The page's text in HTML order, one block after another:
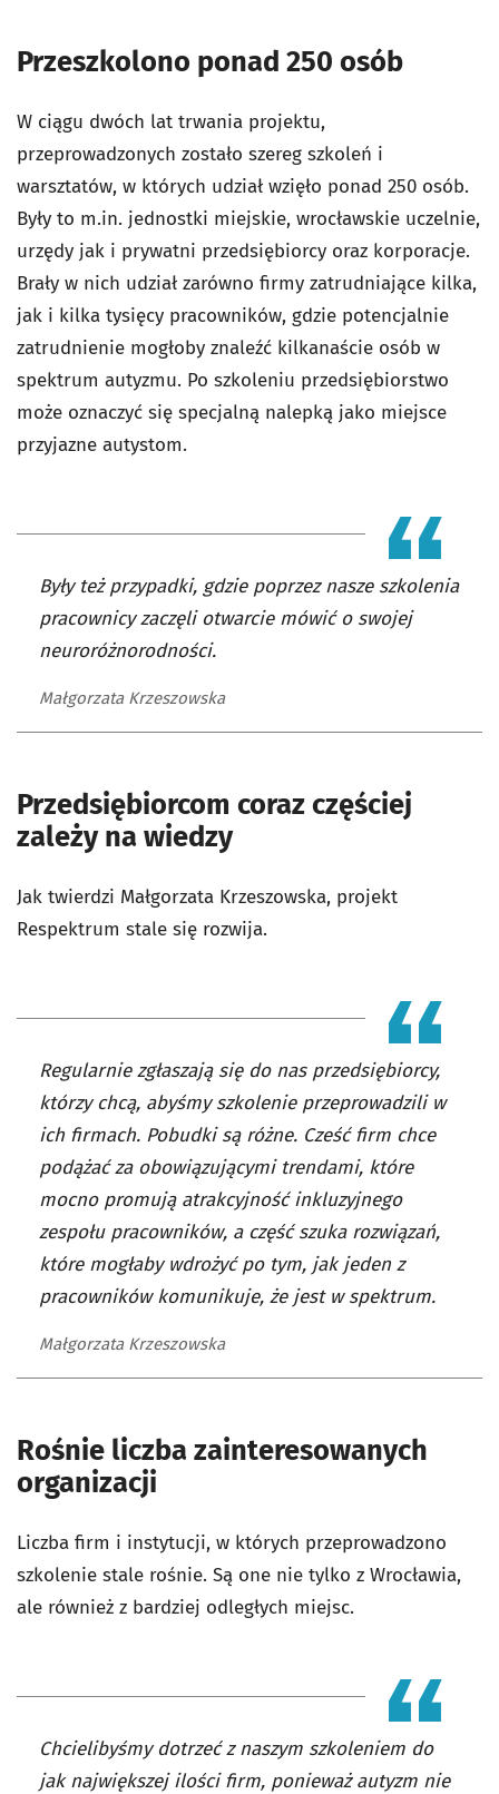
Przeszkolono ponad 250 osób
W ciągu dwóch lat trwania projektu,
przeprowadzonych zostało szereg szkoleń i
warsztatów, w których udział wzięło ponad 250 osób.
Były to m.in. jednostki miejskie, wrocławskie uczelnie,
urzędy jak i prywatni przedsiębiorcy oraz korporacje.
Brały w nich udział zarówno firmy zatrudniające kilka,
jak i kilka tysięcy pracowników, gdzie potencjalnie
zatrudnienie mogłoby znaleźć kilkanaście osób w
spektrum autyzmu. Po szkoleniu przedsiębiorstwo
może oznaczyć się specjalną nalepką jako miejsce
przyjazne autystom.
Były też przypadki, gdzie poprzez nasze szkolenia
pracownicy zaczęli otwarcie mówić o swojej
neuroróżnorodności.
Małgorzata Krzeszowska
Przedsiębiorcom coraz częściej
zależy na wiedzy
Jak twierdzi Małgorzata Krzeszowska, projekt
Respektrum stale się rozwija.
Regularnie zgłaszają się do nas przedsiębiorcy,
którzy chcą, abyśmy szkolenie przeprowadzili w
ich firmach. Pobudki są różne. Cześć firm chce
podążać za obowiązującymi trendami, które
mocno promują atrakcyjność inkluzyjnego
zespołu pracowników, a część szuka rozwiązań,
które mogłaby wdrożyć po tym, jak jeden z
pracowników komunikuje, że jest w spektrum.
Małgorzata Krzeszowska
Rośnie liczba zainteresowanych
organizacji
Liczba firm i instytucji, w których przeprowadzono
szkolenie stale rośnie. Są one nie tylko z Wrocławia,
ale również z bardziej odległych miejsc.
Chcielibyśmy dotrzeć z naszym szkoleniem do
jak największej ilości firm, ponieważ autyzm nie